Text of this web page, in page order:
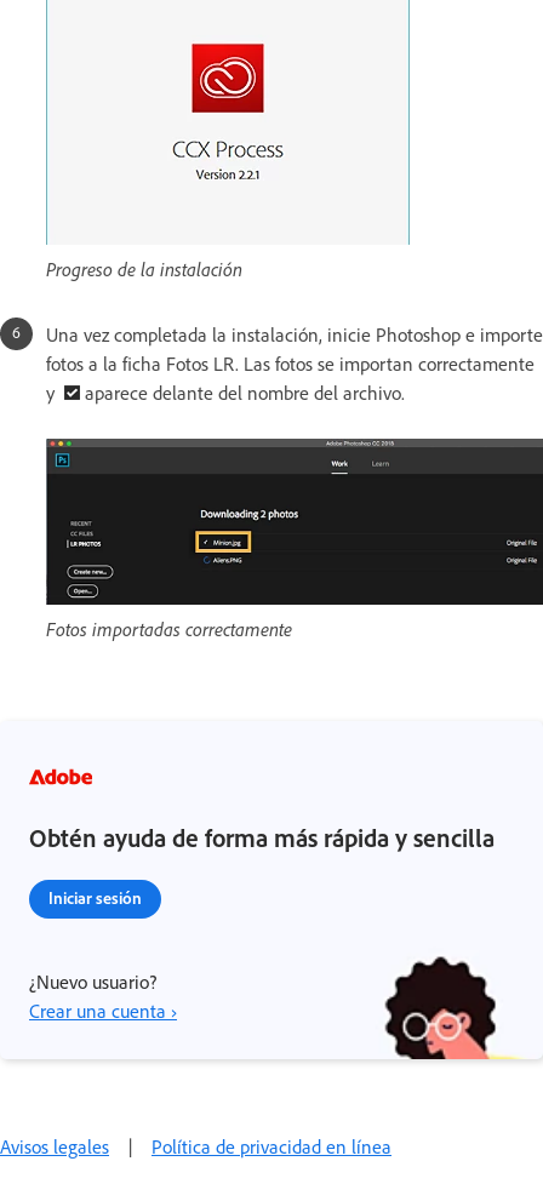
Progreso de la instalación
Una vez completada la instalación, inicie Photoshop e importe
fotos a la ficha Fotos LR. Las fotos se importan correctamente
y
aparece delante del nombre del archivo.
Fotos importadas correctamente
Obtén ayuda de forma más rápida y sencilla
Iniciar sesión
¿Nuevo usuario?
Crear una cuenta ›
Avisos legales | Política de privacidad en línea